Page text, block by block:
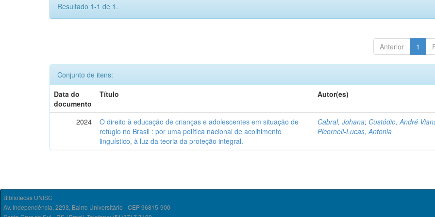
Resultado 1-1 de 1.
Anterior 1
Conjunto de itens:
Data do
documento
Título Autor(es)
2024
O direito à educação de crianças e adolescentes em situação de
refúgio no Brasil : por uma política nacional de acolhimento
linguístico, à luz da teoria da proteção integral.
Cabral, Johana; Custódio, André
Picornell-Lucas, Antonia
Bibliotecas UNISC
Av. Independência, 2293, Bairro Universitário - CEP 96815-900